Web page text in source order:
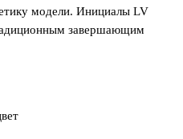
модели. Инициалы LV
завершающим